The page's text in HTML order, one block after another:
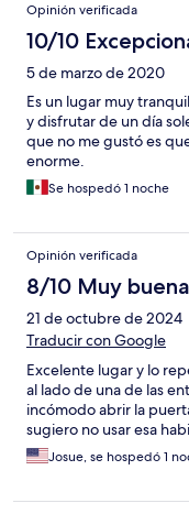
Opinión verificada
10/10
5 de marzo de 2020
Es un lugar muy
y disfrutar de un día
que no me gustó es
enorme.
Se hospedó 1 noche
Opinión verificada
8/10 Muy buena
21 de octubre de 2024
Traducir con Google
Excelente lugar y lo
al lado de una de las
incómodo abrir la
sugiero no usar esa
Josue, se hospedó 1